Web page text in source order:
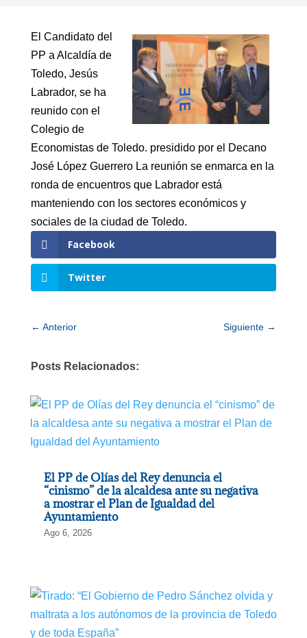
El Candidato del
PP a Alcaldía de
Toledo, Jesús
Labrador, se ha
reunido con el
Colegio de
Economistas de Toledo. presidido por el Decano
José López Guerrero La reunión se enmarca en la
ronda de encuentros que Labrador está
manteniendo con los sectores económicos y
sociales de la ciudad de Toledo.
Facebook
Twitter
← Anterior Siguiente →
Posts Relacionados:
El PP de Olías del Rey denuncia el
“cinismo” de la alcaldesa ante su negativa
a mostrar el Plan de Igualdad del
Ayuntamiento
Ago 6, 2026